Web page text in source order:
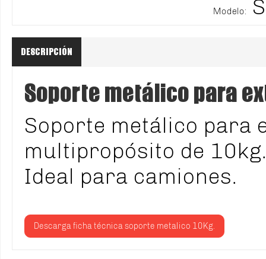
Modelo:
DESCRIPCIÓN
Soporte metálico para
Soporte metálico para
multipropósito de
Ideal para camiones.
Descarga ficha técnica soporte metalico 10Kg.